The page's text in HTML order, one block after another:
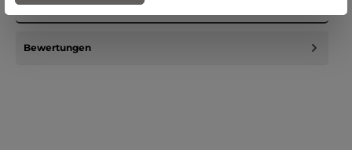
ausgeklüge…Mehr
Bewertungen